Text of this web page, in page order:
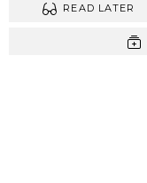
READ LATER